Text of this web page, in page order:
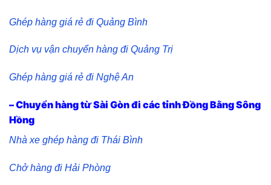
Ghép hàng giá rẻ đi Quảng Bình
Dịch vụ vận chuyển hàng đi Quảng Trị
Ghép hàng giá rẻ đi Nghệ An
– Chuyển hàng từ Sài Gòn đi các tỉnh Đồng Bằng Sông
Hồng
Nhà xe ghép hàng đi Thái Bình
Chở hàng đi Hải Phòng